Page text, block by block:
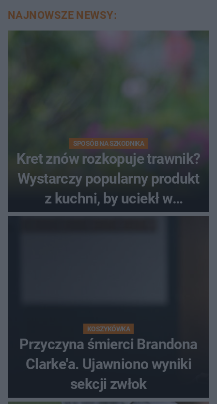
NAJNOWSZE NEWSY:
SPOSÓB NA SZKODNIKA
Kret znów rozkopuje trawnik?
Wystarczy popularny produkt
z kuchni, by uciekł w
popłochu
KOSZYKÓWKA
Przyczyna śmierci Brandona
Clarke'a. Ujawniono wyniki
sekcji zwłok